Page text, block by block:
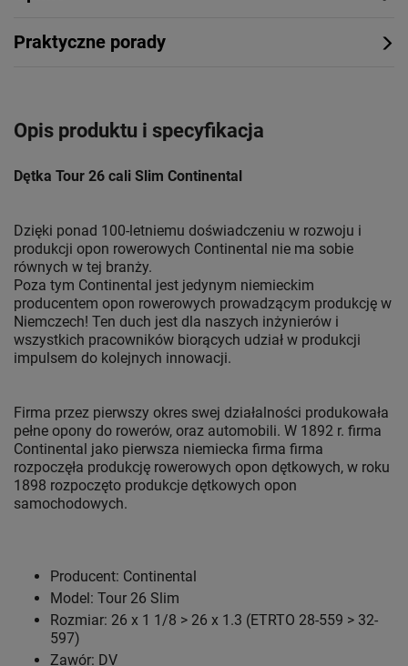
Praktyczne porady
Opis produktu i specyfikacja
Dętka Tour 26 cali Slim Continental
Dzięki ponad 100-letniemu doświadczeniu w rozwoju i
produkcji opon rowerowych Continental nie ma sobie
równych w tej branży.
Poza tym Continental jest jedynym niemieckim
producentem opon rowerowych prowadzącym produkcję w
Niemczech! Ten duch jest dla naszych inżynierów i
wszystkich pracowników biorących udział w produkcji
impulsem do kolejnych innowacji.
Firma przez pierwszy okres swej działalności produkowała
pełne opony do rowerów, oraz automobili. W 1892 r. firma
Continental jako pierwsza niemiecka firma firma
rozpoczęła produkcję rowerowych opon dętkowych, w roku
1898 rozpoczęto produkcje dętkowych opon
samochodowych.
Producent: Continental
Model: Tour 26 Slim
Rozmiar: 26 x 1 1/8 > 26 x 1.3 (ETRTO 28-559 > 32-
597)
Zawór: DV